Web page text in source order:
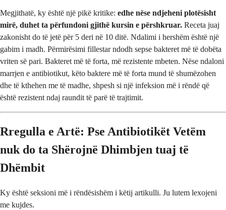
Megjithatë, ky është një pikë kritike: edhe nëse ndjeheni plotësisht
mirë, duhet ta përfundoni gjithë kursin e përshkruar. Receta juaj
zakonisht do të jetë për 5 deri në 10 ditë. Ndalimi i hershëm është një
gabim i madh. Përmirësimi fillestar ndodh sepse bakteret më të dobëta
vriten së pari. Bakteret më të forta, më rezistente mbeten. Nëse ndaloni
marrjen e antibiotikut, këto baktere më të forta mund të shumëzohen
dhe të kthehen me të madhe, shpesh si një infeksion më i rëndë që
është rezistent ndaj raundit të parë të trajtimit.
Rregulla e Artë: Pse Antibiotikët Vetëm
nuk do ta Shërojnë Dhimbjen tuaj të
Dhëmbit
Ky është seksioni më i rëndësishëm i këtij artikulli. Ju lutem lexojeni
me kujdes.